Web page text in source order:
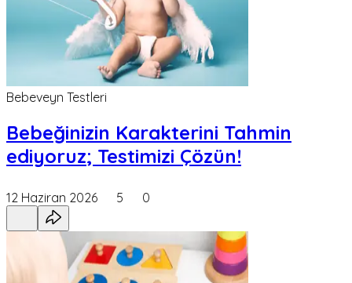
Bebeveyn Testleri
Bebeğinizin Karakterini Tahmin
ediyoruz; Testimizi Çözün!
12 Haziran 2026 5 0